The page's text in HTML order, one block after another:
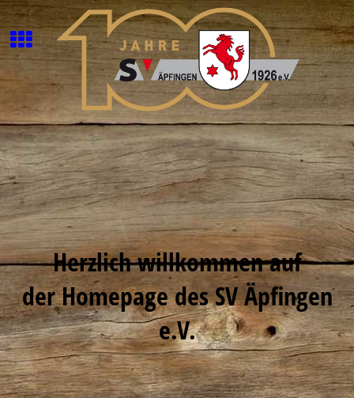
Herzlich willkommen auf
derHomepagedes SV Äpfingen
e.V.